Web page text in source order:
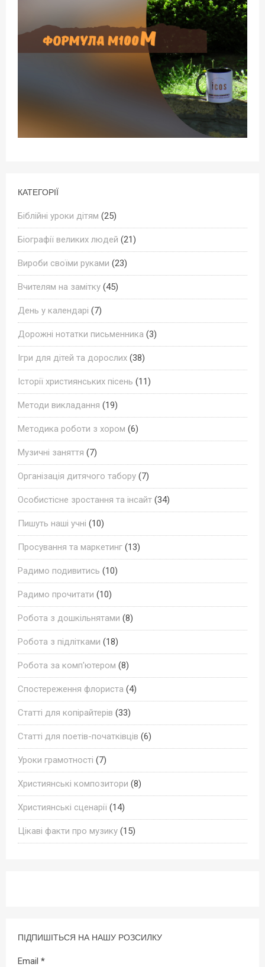
КАТЕГОРІЇ
Біблійні уроки дітям (25)
Біографії великих людей (21)
Вироби своїми руками (23)
Вчителям на замітку (45)
День у календарі (7)
Дорожні нотатки письменника (3)
Ігри для дітей та дорослих (38)
Історії християнських пісень (11)
Методи викладання (19)
Методика роботи з хором (6)
Музичні заняття (7)
Організація дитячого табору (7)
Особистісне зростання та інсайт (34)
Пишуть наші учні (10)
Просування та маркетинг (13)
Радимо подивитись (10)
Радимо прочитати (10)
Робота з дошкільнятами (8)
Робота з підлітками (18)
Робота за комп'ютером (8)
Спостереження флориста (4)
Статті для копірайтерів (33)
Статті для поетів-початківців (6)
Уроки грамотності (7)
Християнські композитори (8)
Християнські сценарії (14)
Цікаві факти про музику (15)
ПІДПИШІТЬСЯ НА НАШУ РОЗСИЛКУ
Email *